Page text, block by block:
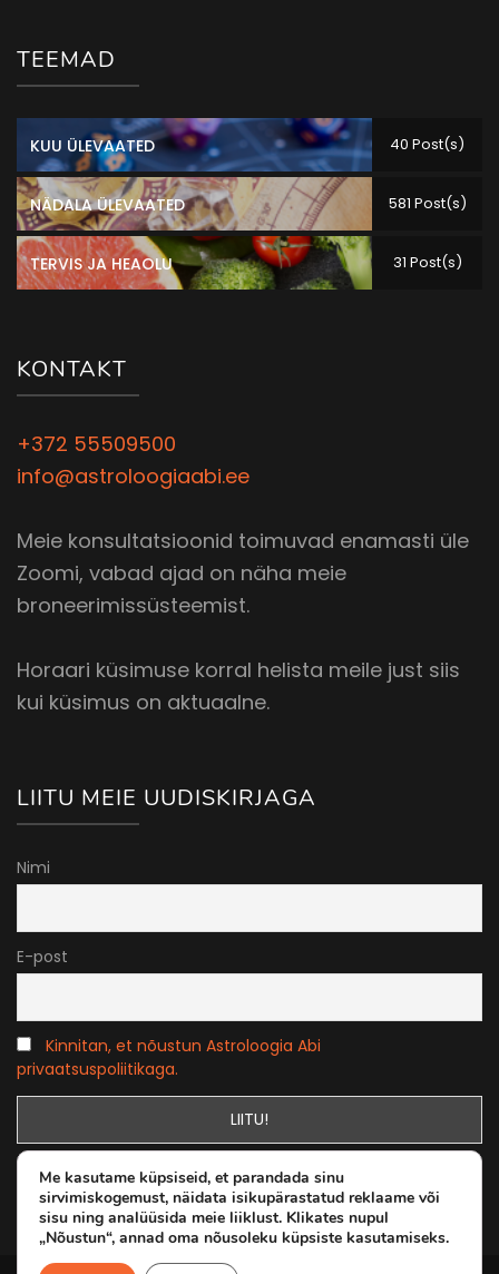
TEEMAD
KUU ÜLEVAATED 40 Post(s)
NÄDALA ÜLEVAATED 581 Post(s)
TERVIS JA HEAOLU 31 Post(s)
KONTAKT
+372 55509500
info@astroloogiaabi.ee
Meie konsultatsioonid toimuvad enamasti üle
Zoomi, vabad ajad on näha meie
broneerimissüsteemist.
Horaari küsimuse korral helista meile just siis
kui küsimus on aktuaalne.
LIITU MEIE UUDISKIRJAGA
Nimi
E-post
Kinnitan, et nõustun Astroloogia Abi
privaatsuspoliitikaga.
Me kasutame küpsiseid, et parandada sinu
sirvimiskogemust, näidata isikupärastatud reklaame või
sisu ning analüüsida meie liiklust. Klikates nupul
„Nõustun“, annad oma nõusoleku küpsiste kasutamiseks.